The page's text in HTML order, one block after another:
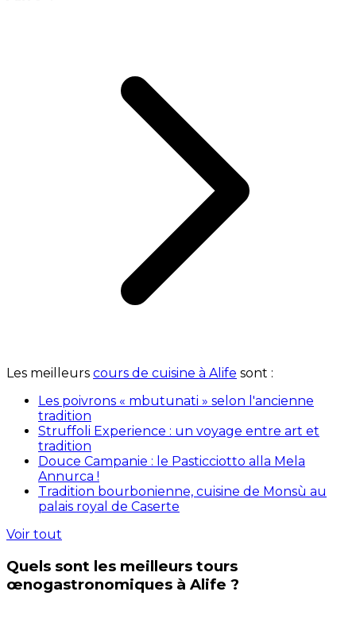
Les meilleurs cours de cuisine à Alife sont :
Les poivrons « mbutunati » selon l'ancienne
tradition
Struffoli Experience : un voyage entre art et
tradition
Douce Campanie : le Pasticciotto alla Mela
Annurca !
Tradition bourbonienne, cuisine de Monsù au
palais royal de Caserte
Voir tout
Quels sont les meilleurs tours
œnogastronomiques à Alife ?